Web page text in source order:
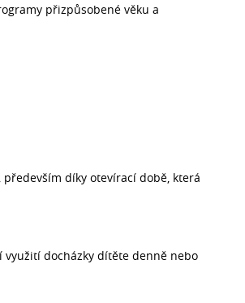
přizpůsobené věku a
díky otevírací době, která
docházky dítěte denně nebo